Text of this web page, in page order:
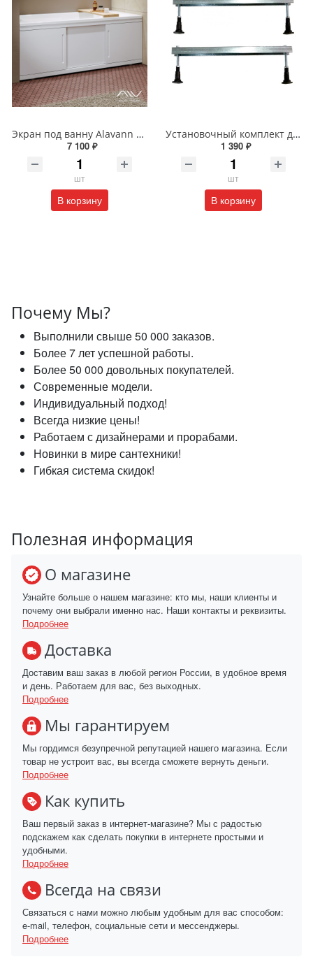
Экран под ванну Alavann ALV0715001 Alt 170 раздвижной белый
7 100 ₽
шт
В корзину
Установочный комплект для прямоугольных ванн шириной 70-75см (шпилька 160мм)
1 390 ₽
шт
В корзину
Почему Мы?
Выполнили свыше 50 000 заказов.
Более 7 лет успешной работы.
Более 50 000 довольных покупателей.
Современные модели.
Индивидуальный подход!
Всегда низкие цены!
Работаем с дизайнерами и прорабами.
Новинки в мире сантехники!
Гибкая система скидок!
Полезная информация
О магазине
Узнайте больше о нашем магазине: кто мы, наши клиенты и
почему они выбрали именно нас. Наши контакты и реквизиты.
Подробнее
Доставка
Доставим ваш заказ в любой регион России, в удобное время
и день. Работаем для вас, без выходных.
Подробнее
Мы гарантируем
Мы гордимся безупречной репутацией нашего магазина. Если
товар не устроит вас, вы всегда сможете вернуть деньги.
Подробнее
Как купить
Ваш первый заказ в интернет-магазине? Мы с радостью
подскажем как сделать покупки в интернете простыми и
удобными.
Подробнее
Всегда на связи
Связаться с нами можно любым удобным для вас способом:
e-mail, телефон, социальные сети и мессенджеры.
Подробнее